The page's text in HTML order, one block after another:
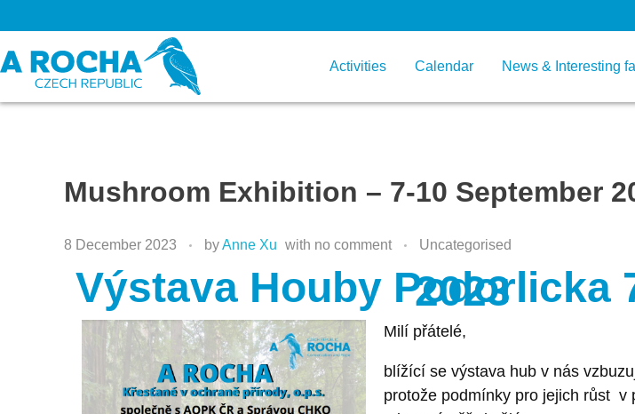
Activities Calendar News & Interesting
Mushroom Exhibition – 7-10 September
8 December 2023 byAnne Xu with no comment Uncategorised
Výstava Houby Podorlicka
2023
Milí přátelé,
blížící se výstava hub v nás
protože podmínky pro jejich růst v